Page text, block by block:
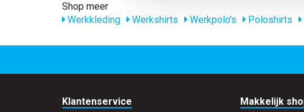
Shop meer
Werkkleding
Werkshirts Werkpolo's Poloshirts
Klantenservice Makkelijk